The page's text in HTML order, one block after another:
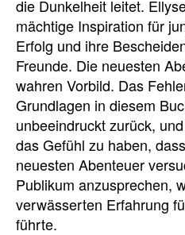
die Dunkelheit leitet.
mächtige Inspiration für
Erfolg und ihre
Freunde. Die neuesten
wahren Vorbild. Das
Grundlagen in diesem
unbeeindruckt zurück,
das Gefühl zu haben,
neuesten Abenteuer
Publikum anzusprechen,
verwässerten Erfahrung
führte.